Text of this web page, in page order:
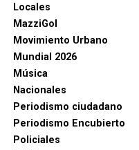
Locales
MazziGol
Movimiento Urbano
Mundial 2026
Música
Nacionales
Periodismo ciudadano
Periodismo Encubierto
Policiales